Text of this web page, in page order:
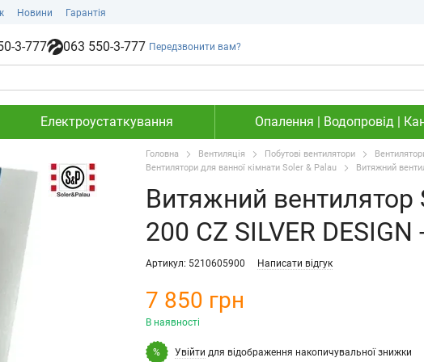
Новини Гарантія
3-777 063 550-3-777 Передзвонити вам?
Електроустаткування Опалення | Водопровід |
Головна Вентиляція Побутові вентилятори
Вентилятори для ванної кімнати Soler & Palau
Витяжний
Витяжний вентилятор
200 CZ SILVER DESIGN
Артикул: 5210605900 Написати відгук
7 850 грн
В наявності
% Увійти для відображення накопичувальної знижки